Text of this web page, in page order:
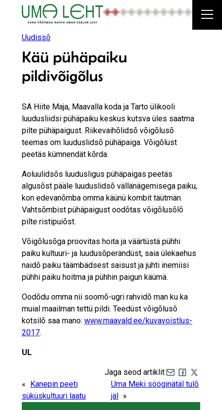
juurdeUudissõ
Käü pühäpaiku
pildivõigõlus
SA Hiite Maja, Maavalla koda ja Tarto ülikooli
luudusliidsi pühäpaiku keskus kutsva üles saatma
pilte pühäpaigust. Riikevaihõlidsõ võigõlusõ
teemas om luuduslidsõ pühäpaiga. Võigõlust
peetäs kümnendät kõrda.
Aoluulidsõs luudusligus pühäpaigas peetäs
algusõst pääle luuduslidsõ vällänägemisega paiku,
kon edevanõmba omma käünü kombit täütmän.
Vahtsõmbist pühäpaigust oodõtas võigõlusõlõ
pilte ristipuiõst.
Võigõlusõga proovitas hoita ja väärtüstä pühhi
paiku kultuuri- ja luudusõperändüst, saia ülekaehus
naidõ paiku täämbädsest saisust ja juhti inemiisi
pühhi paiku hoitma ja pühhin paigun käümä.
Oodõdu omma nii soomõ-ugri rahvidõ man ku ka
muial maailman tettü pildi. Teedüst võigõlusõ
kotsilõ saa mano: www.maavald.ee/kuvavoistlus-
2017.
UL
Jaga seod artiklit
Share by e-mail
Share on
Share on
« Kanepin peeti
süküskultuuri laatu
Uma Meki sööginätäl tulõ
jäl »